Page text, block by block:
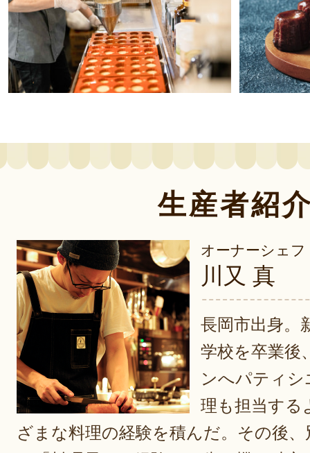
生産者紹
オーナーシェフ
川又 真
長岡市出身。
学校を卒業後
ンへパティ
理も担当する
ざまな料理の経験を積んだ。その後